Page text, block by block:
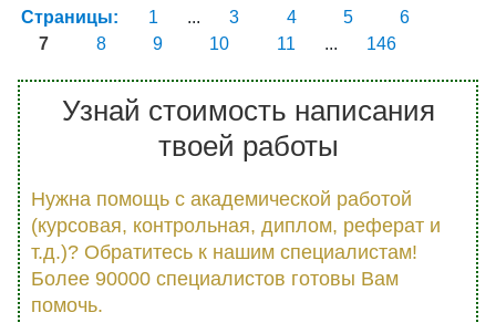
Страницы: 1 ... 3 4 5
6
7
8 9 10 11 ... 146
Узнай стоимость написания
твоей работы
Нужна помощь с академической работой
(курсовая, контрольная, диплом, реферат и
т.д.)? Обратитесь к нашим специалистам!
Более 90000 специалистов готовы Вам
помочь.